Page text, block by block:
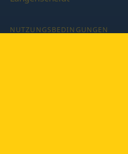
NUTZUNGSBEDINGUNGEN